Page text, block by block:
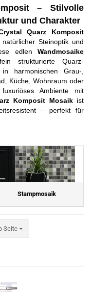
– Stilvolle
und Charakter
Quarz Komposit
Steinoptik und
edlen Wandmosaike
strukturierte Quarz-
harmonischen Grau-,
Küche, Wohnraum oder
Ambiente mit
Komposit Mosaik ist
– perfekt für
Stampmosaik
Seite